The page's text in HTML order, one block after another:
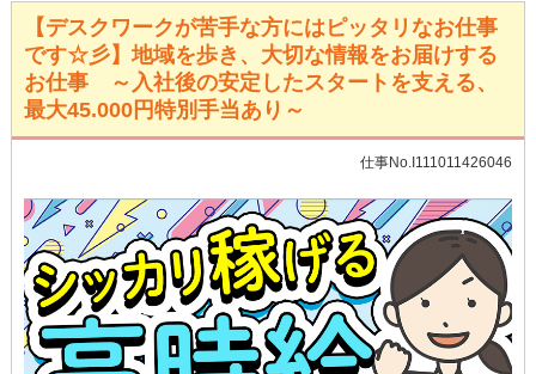
【デスクワークが苦手な方にはピッタリなお仕事
です☆彡】地域を歩き、大切な情報をお届けする
お仕事 ～入社後の安定したスタートを支える、
最大45.000円特別手当あり～
仕事No.I111011426046